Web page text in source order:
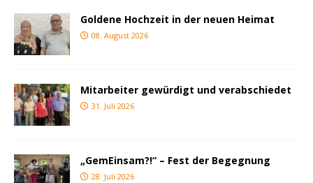
Goldene Hochzeit in der neuen Heimat
08. August 2026
Mitarbeiter gewürdigt und verabschiedet
31. Juli 2026
„GemEinsam?!“ – Fest der Begegnung
28. Juli 2026